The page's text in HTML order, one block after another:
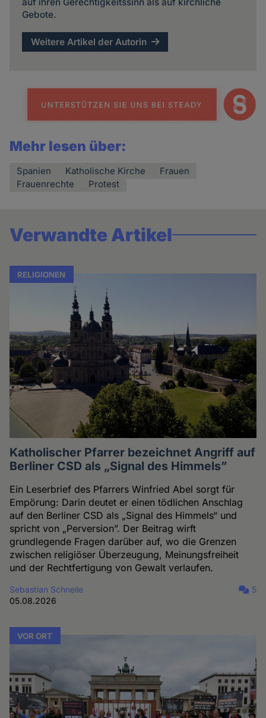
Gebote.
Weitere Artikel der Autorin
Mehr lesen über:
Spanien Katholische Kirche
Frauen
Frauenrechte
Protest
Verwandte Artikel
RELIGIONEN
Katholischer Pfarrer bezeichnet Angriff auf
Berliner CSD als „Signal des Himmels”
Ein Leserbrief des Pfarrers Winfried Abel sorgt für
Empörung: Darin deutet er einen tödlichen Anschlag
auf den Berliner CSD als „Signal des Himmels“ und
spricht von „Perversion”. Der Beitrag wirft
grundlegende Fragen darüber auf, wo die Grenzen
zwischen religiöser Überzeugung, Meinungsfreiheit
und der Rechtfertigung von Gewalt verlaufen.
Sebastian Schnelle
05.08.2026
5
VOR ORT